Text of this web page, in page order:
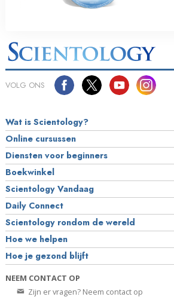
VOLG ONS
Wat is Scientology?
Online cursussen
Diensten voor beginners
Boekwinkel
Scientology Vandaag
Daily Connect
Scientology rondom de wereld
Hoe we helpen
Hoe je gezond blijft
NEEM CONTACT OP
Zijn er vragen? Neem contact op